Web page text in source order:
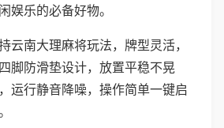
娱乐的必备好物。
云南大理麻将玩法，牌型灵活，
脚防滑垫设计，放置平稳不晃
运行静音降噪，操作简单一键启